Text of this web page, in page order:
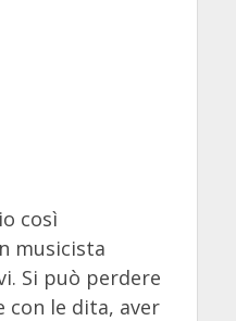
così
musicista
Si può perdere
con le dita, aver